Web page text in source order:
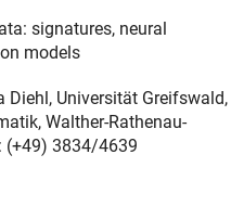
signatures, neural
models
Diehl, Universität Greifswald,
Walther-Rathenau-
(+49) 3834/4639